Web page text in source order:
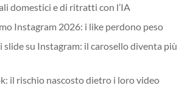
domestici e di ritratti con l’IA
Instagram 2026: i like perdono peso
slide su Instagram: il carosello diventa più
il rischio nascosto dietro i loro video